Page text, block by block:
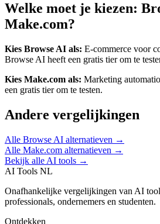
Welke moet je kiezen:
Make.com?
Kies Browse AI als: E-commerce voor
Browse AI heeft een gratis tier om te
Kies Make.com als: Marketing
een gratis tier om te testen.
Andere vergelijkingen
Alle Browse AI alternatieven →
Alle Make.com alternatieven →
Bekijk alle AI tools →
AI Tools NL
Onafhankelijke vergelijkingen van AI
professionals, ondernemers en studenten.
Ontdekken